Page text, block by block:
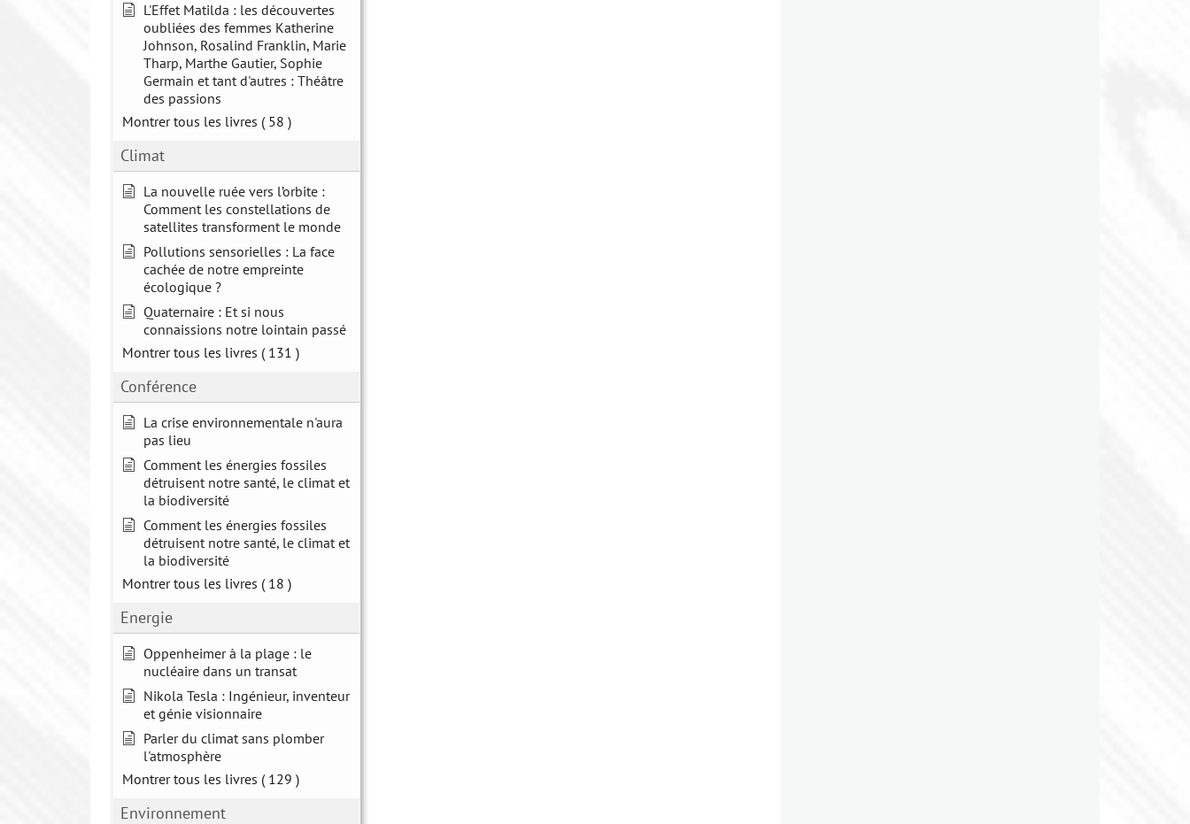
L'Effet Matilda : les découvertes
oubliées des femmes Katherine
Johnson, Rosalind Franklin, Marie
Tharp, Marthe Gautier, Sophie
Germain et tant d'autres : Théâtre
des passions
Montrer tous les livres ( 58 )
Climat
La nouvelle ruée vers l’orbite :
Comment les constellations de
satellites transforment le monde
Pollutions sensorielles : La face
cachée de notre empreinte
écologique ?
Quaternaire : Et si nous
connaissions notre lointain passé
Montrer tous les livres ( 131 )
Conférence
La crise environnementale n'aura
pas lieu
Comment les énergies fossiles
détruisent notre santé, le climat et
la biodiversité
Comment les énergies fossiles
détruisent notre santé, le climat et
la biodiversité
Montrer tous les livres ( 18 )
Energie
Oppenheimer à la plage : le
nucléaire dans un transat
Nikola Tesla : Ingénieur, inventeur
et génie visionnaire
Parler du climat sans plomber
l'atmosphère
Montrer tous les livres ( 129 )
Environnement